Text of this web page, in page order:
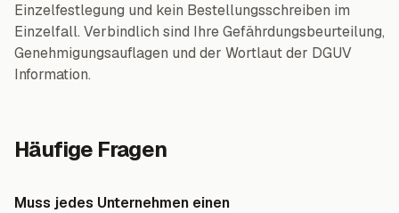
Einzelfestlegung und kein Bestellungsschreiben im
Einzelfall. Verbindlich sind Ihre Gefährdungsbeurteilung,
Genehmigungsauflagen und der Wortlaut der DGUV
Information.
Häufige Fragen
Muss jedes Unternehmen einen